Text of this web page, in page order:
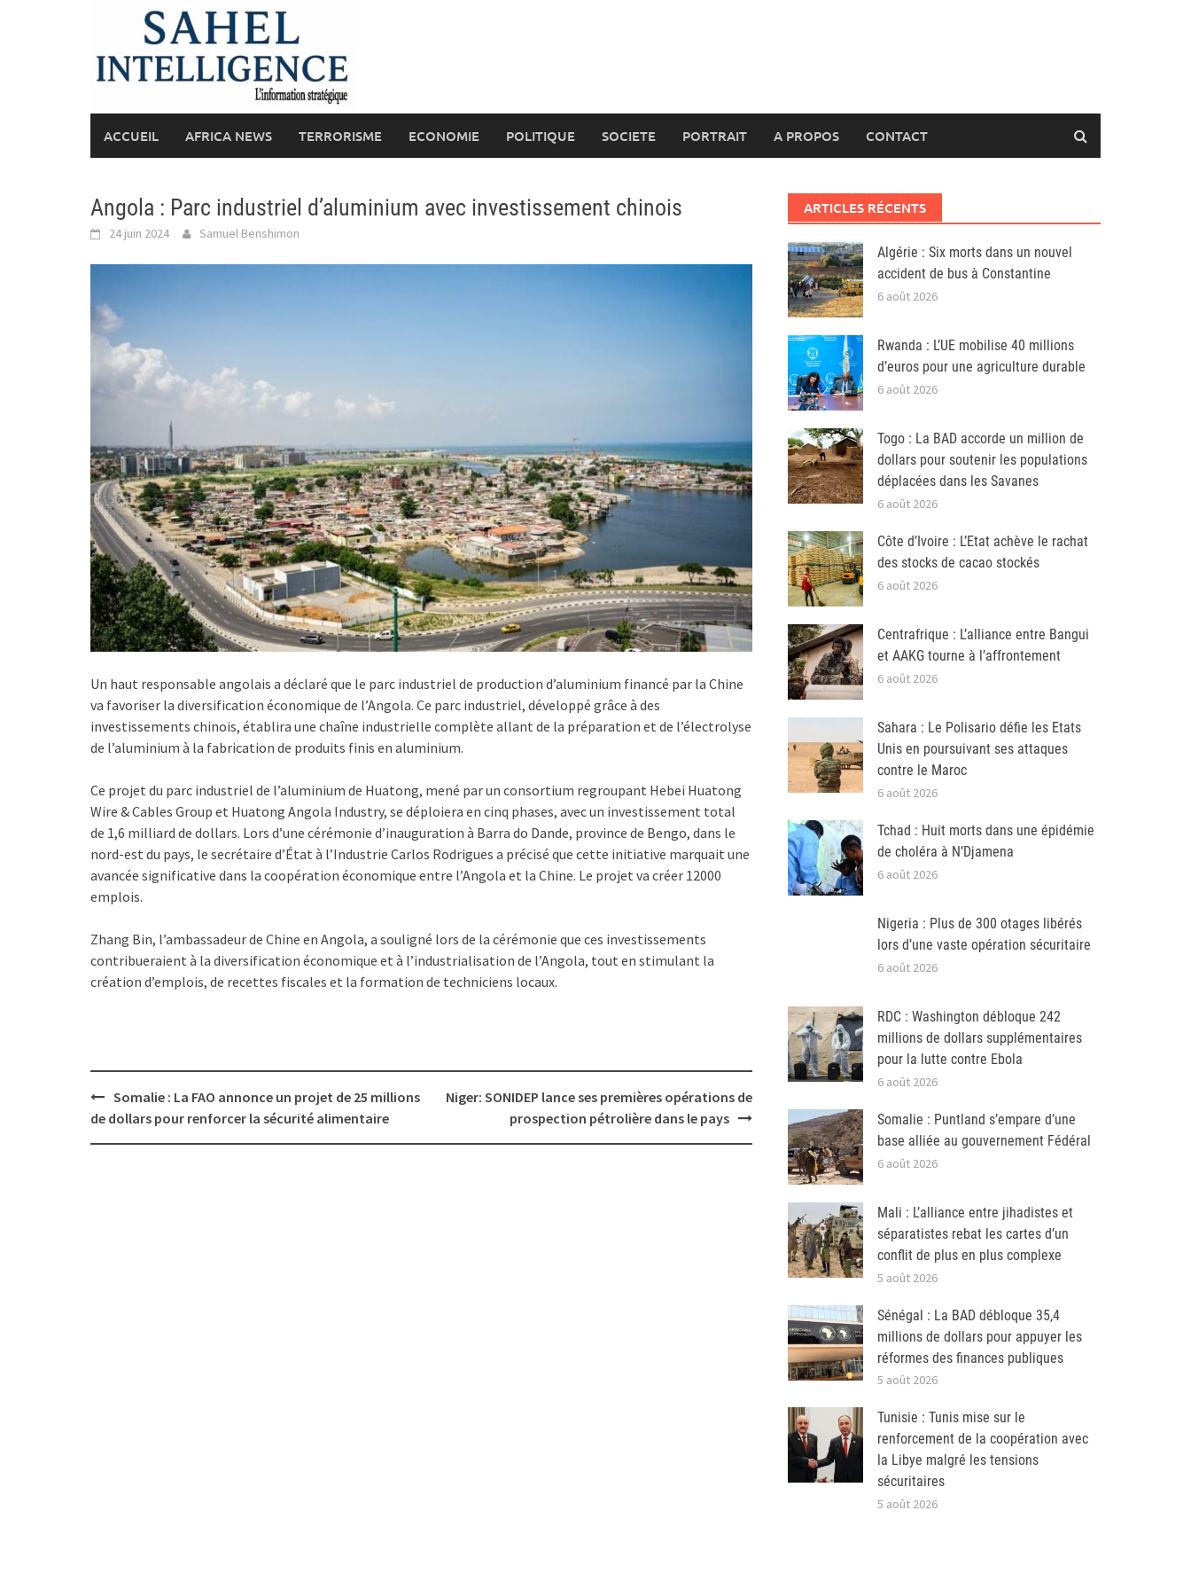
ACCUEIL AFRICA NEWS TERRORISME ECONOMIE POLITIQUE SOCIETE PORTRAIT A PROPOS CONTACT
Angola : Parc industriel d’aluminium avec investissement chinois
24 juin 2024 Samuel Benshimon
Un haut responsable angolais a déclaré que le parc industriel de production d’aluminium financé par la Chine
va favoriser la diversification économique de l’Angola. Ce parc industriel, développé grâce à des
investissements chinois, établira une chaîne industrielle complète allant de la préparation et de l’électrolyse
de l’aluminium à la fabrication de produits finis en aluminium.
Ce projet du parc industriel de l’aluminium de Huatong, mené par un consortium regroupant Hebei Huatong
Wire & Cables Group et Huatong Angola Industry, se déploiera en cinq phases, avec un investissement total
de 1,6 milliard de dollars. Lors d’une cérémonie d’inauguration à Barra do Dande, province de Bengo, dans le
nord-est du pays, le secrétaire d’État à l’Industrie Carlos Rodrigues a précisé que cette initiative marquait une
avancée significative dans la coopération économique entre l’Angola et la Chine. Le projet va créer 12000
emplois.
Zhang Bin, l’ambassadeur de Chine en Angola, a souligné lors de la cérémonie que ces investissements
contribueraient à la diversification économique et à l’industrialisation de l’Angola, tout en stimulant la
création d’emplois, de recettes fiscales et la formation de techniciens locaux.
Post
navigation
Somalie : La FAO annonce un projet de 25 millions
de dollars pour renforcer la sécurité alimentaire
Niger: SONIDEP lance ses premières opérations de
prospection pétrolière dans le pays
ARTICLES RÉCENTS
Algérie : Six morts dans un nouvel
accident de bus à Constantine
6 août 2026
Rwanda : L’UE mobilise 40 millions
d’euros pour une agriculture durable
6 août 2026
Togo : La BAD accorde un million de
dollars pour soutenir les populations
déplacées dans les Savanes
6 août 2026
Côte d’Ivoire : L’Etat achève le rachat
des stocks de cacao stockés
6 août 2026
Centrafrique : L’alliance entre Bangui
et AAKG tourne à l’affrontement
6 août 2026
Sahara : Le Polisario défie les Etats
Unis en poursuivant ses attaques
contre le Maroc
6 août 2026
Tchad : Huit morts dans une épidémie
de choléra à N’Djamena
6 août 2026
Nigeria : Plus de 300 otages libérés
lors d’une vaste opération sécuritaire
6 août 2026
RDC : Washington débloque 242
millions de dollars supplémentaires
pour la lutte contre Ebola
6 août 2026
Somalie : Puntland s’empare d’une
base alliée au gouvernement Fédéral
6 août 2026
Mali : L’alliance entre jihadistes et
séparatistes rebat les cartes d’un
conflit de plus en plus complexe
5 août 2026
Sénégal : La BAD débloque 35,4
millions de dollars pour appuyer les
réformes des finances publiques
5 août 2026
Tunisie : Tunis mise sur le
renforcement de la coopération avec
la Libye malgré les tensions
sécuritaires
5 août 2026